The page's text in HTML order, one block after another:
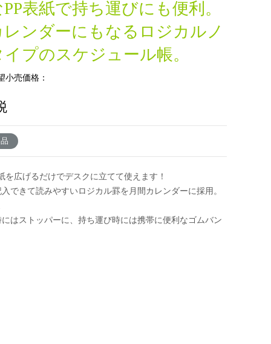
表紙で持ち運びにも便利。
レンダーにもなるロジカルノ
プのスケジュール帳。
小売価格：
を広げるだけでデスクに立てて使えます！
できて読みやすいロジカル罫を月間カレンダーに採用。
はストッパーに、持ち運び時には携帯に便利なゴムバン